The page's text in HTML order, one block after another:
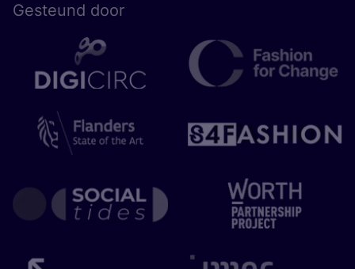
Gesteund door